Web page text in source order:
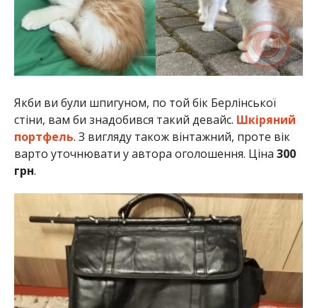
Якби ви були шпигуном, по той бік Берлінської
стіни, вам би знадобився такий девайс. Шкіряний
портфель. З вигляду також вінтажний, проте вік
варто уточнювати у автора оголошення. Ціна 300
грн.